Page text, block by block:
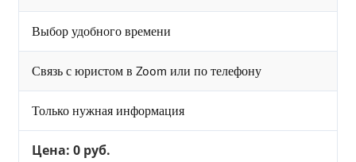
Выбор удобного времени
Связь с юристом в Zoom или по телефону
Только нужная информация
Цена: 0 руб.